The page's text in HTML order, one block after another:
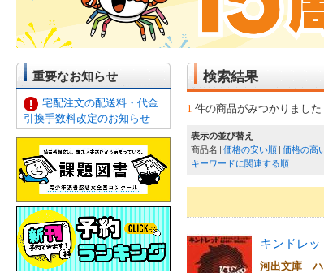
重要なお知らせ
宅配注文の配送料・代金
引換手数料改定のお知らせ
検索結果
1 件の商品がみつかりました
表示の並び替え
商品名
価格の安い順 価格の高
キーワードに関連する順
キンドレッ
河出文庫 ハ